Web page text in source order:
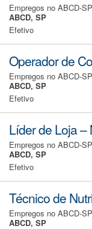
Empregos no ABCD-SP
ABCD, SP
Efetivo
Operador de
Empregos no ABCD-SP
ABCD, SP
Efetivo
Líder de Loja –
Empregos no ABCD-SP
ABCD, SP
Efetivo
Técnico de
Empregos no ABCD-SP
ABCD, SP